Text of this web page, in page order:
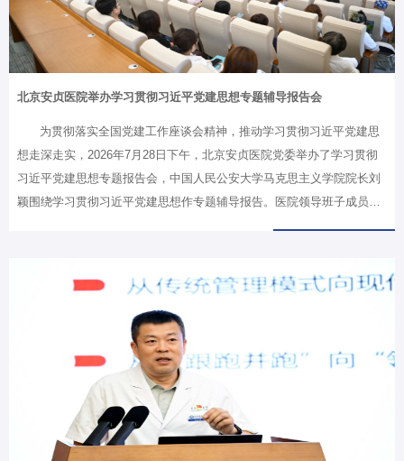
北京安贞医院举办学习贯彻习近平党建思想专题辅导报告会
为贯彻落实全国党建工作座谈会精神，推动学习贯彻习近平党建思
想走深走实，2026年7月28日下午，北京安贞医院党委举办了学习贯彻
习近平党建思想专题报告会，中国人民公安大学马克思主义学院院长刘
颖围绕学习贯彻习近平党建思想作专题辅导报告。医院领导班子成员、
围绕“充分认识习近平党建思想的生成逻辑”“全面把握习近平党建思想的
丰富内涵”“深刻领会习近平党建思想的重大意义”三个方面，阐释了习近
平党建思想的理论渊源、实践基础和时代价值，从理论逻辑、历史逻
辑、现实逻辑三个维度深刻揭示了这一思想产生的必然性，从“十四个坚
持”的内在体系出发，梳理了新时代党的建设的根本原则、战略方针、宗
旨立场、科学布局…